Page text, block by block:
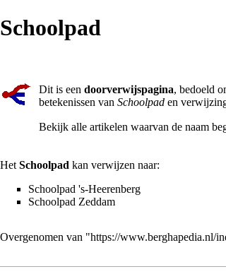
Schoolpad
Dit is een doorverwijspagina, bedoeld
betekenissen van Schoolpad en
Bekijk alle artikelen waarvan de naam
Het Schoolpad kan verwijzen naar:
Schoolpad 's-Heerenberg
Schoolpad Zeddam
Overgenomen van "https://www.berghapedia.nl/